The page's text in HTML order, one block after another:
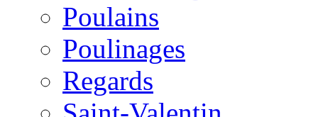
Poulains
Poulinages
Regards